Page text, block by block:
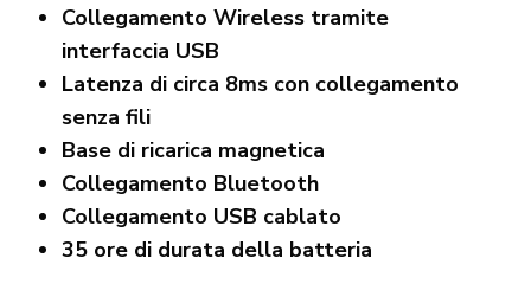
Collegamento Wireless tramite
interfaccia USB
Latenza di circa 8ms con collegamento
senza fili
Base di ricarica magnetica
Collegamento Bluetooth
Collegamento USB cablato
35 ore di durata della batteria